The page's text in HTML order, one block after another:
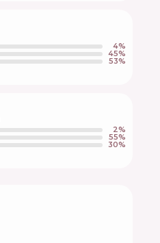
4%
45%
53%
2%
55%
30%